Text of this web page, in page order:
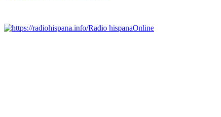
Radio hispanaOnline